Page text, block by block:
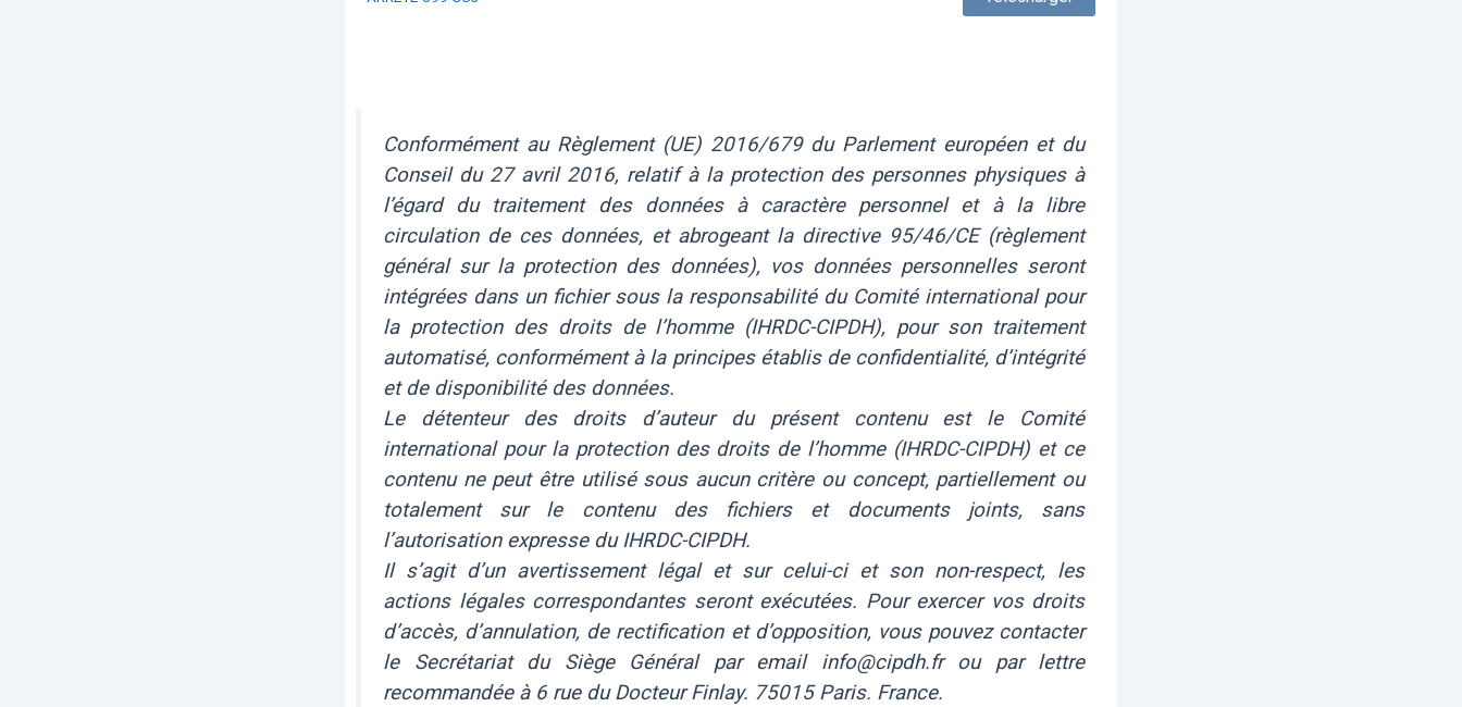
Conformément au Règlement (UE) 2016/679 du Parlement européen et du
Conseil du 27 avril 2016, relatif à la protection des personnes physiques à
l’égard du traitement des données à caractère personnel et à la libre
circulation de ces données, et abrogeant la directive 95/46/CE (règlement
général sur la protection des données), vos données personnelles seront
intégrées dans un fichier sous la responsabilité du Comité international pour
la protection des droits de l’homme (IHRDC-CIPDH), pour son traitement
automatisé, conformément à la principes établis de confidentialité, d’intégrité
et de disponibilité des données.
Le détenteur des droits d’auteur du présent contenu est le Comité
international pour la protection des droits de l’homme (IHRDC-CIPDH) et ce
contenu ne peut être utilisé sous aucun critère ou concept, partiellement ou
totalement sur le contenu des fichiers et documents joints, sans
l’autorisation expresse du IHRDC-CIPDH.
Il s’agit d’un avertissement légal et sur celui-ci et son non-respect, les
actions légales correspondantes seront exécutées. Pour exercer vos droits
d’accès, d’annulation, de rectification et d’opposition, vous pouvez contacter
le Secrétariat du Siège Général par email info@cipdh.fr ou par lettre
recommandée à 6 rue du Docteur Finlay. 75015 Paris. France.